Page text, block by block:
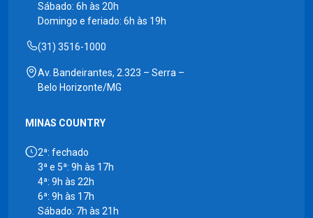
Sábado: 6h às 20h
Domingo e feriado: 6h às 19h
(31) 3516-1000
Av. Bandeirantes, 2.323 – Serra –
Belo Horizonte/MG
MINAS COUNTRY
2ª: fechado
3ª e 5ª: 9h às 17h
4ª: 9h às 22h
6ª: 9h às 17h
Sábado: 7h às 21h